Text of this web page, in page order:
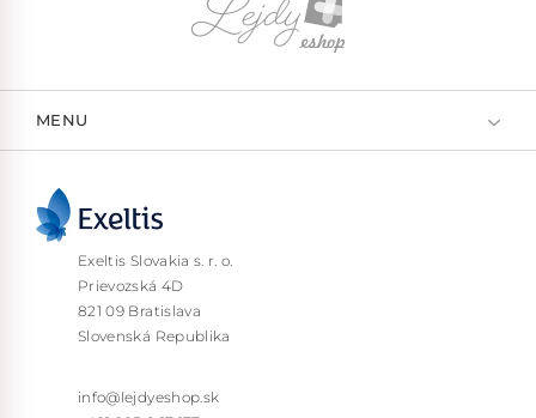
MENU
Exeltis Slovakia s. r. o.
Prievozská 4D
821 09 Bratislava
Slovenská Republika
info@lejdyeshop.sk